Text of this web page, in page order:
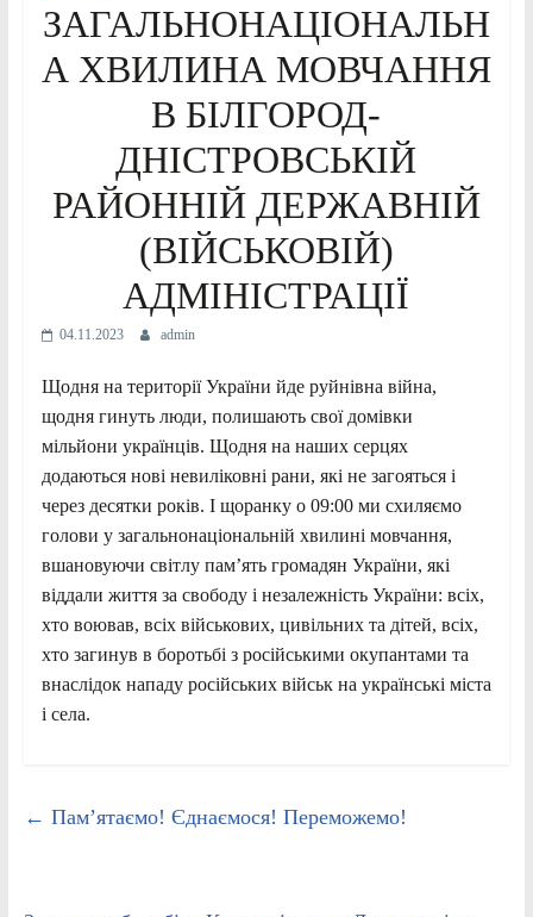
ЗАГАЛЬНОНАЦІОНАЛЬН
А ХВИЛИНА МОВЧАННЯ
В БІЛГОРОД-
ДНІСТРОВСЬКІЙ
РАЙОННІЙ ДЕРЖАВНІЙ
(ВІЙСЬКОВІЙ)
АДМІНІСТРАЦІЇ
04.11.2023 admin
Щодня на території України йде руйнівна війна,
щодня гинуть люди, полишають свої домівки
мільйони українців. Щодня на наших серцях
додаються нові невиліковні рани, які не загояться і
через десятки років. І щоранку о 09:00 ми схиляємо
голови у загальнонаціональній хвилині мовчання,
вшановуючи світлу пам’ять громадян України, які
віддали життя за свободу і незалежність України: всіх,
хто воював, всіх військових, цивільних та дітей, всіх,
хто загинув в боротьбі з російськими окупантами та
внаслідок нападу російських військ на українські міста
і села.
← Пам’ятаємо! Єднаємося! Переможемо!